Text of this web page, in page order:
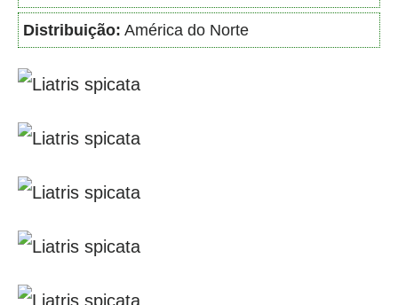
Distribuição: América do Norte